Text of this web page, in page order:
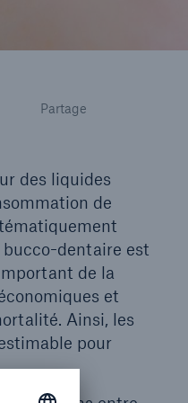
Partage
des liquides
de
bucco-dentaire est
de la
et
Ainsi, les
pour